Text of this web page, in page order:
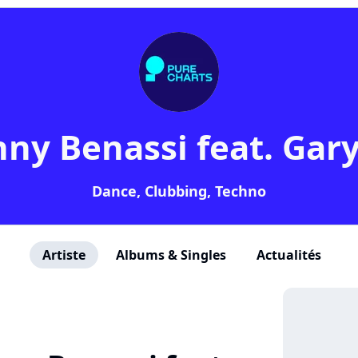
Benassi feat.
Dance, Clubbing, Techno
Artiste Albums & Singles Actualités